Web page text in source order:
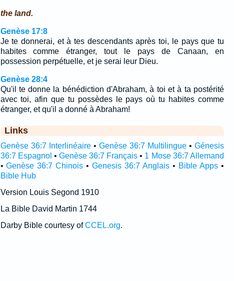
the land.
Genèse 17:8
Je te donnerai, et à tes descendants après toi, le pays que tu
habites comme étranger, tout le pays de Canaan, en
possession perpétuelle, et je serai leur Dieu.
Genèse 28:4
Qu'il te donne la bénédiction d'Abraham, à toi et à ta postérité
avec toi, afin que tu possèdes le pays où tu habites comme
étranger, et qu'il a donné à Abraham!
Links
Genèse 36:7 Interlinéaire• Genèse 36:7 Multilingue• Génesis
36:7 Espagnol • Genèse 36:7 Français • 1 Mose 36:7 Allemand
•Genèse 36:7 Chinois •Genesis 36:7 Anglais • Bible Apps •
Bible Hub
Version Louis Segond 1910
La Bible David Martin 1744
Darby Bible courtesy ofCCEL.org.